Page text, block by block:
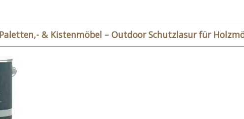
& Kistenmöbel – Outdoor Schutzlasur für